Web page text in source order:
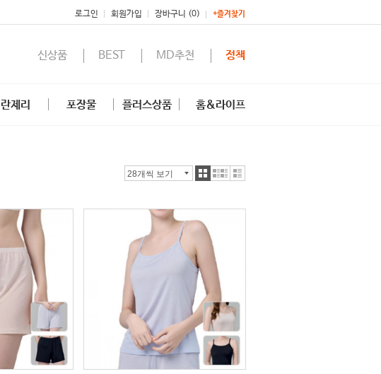
로그인 회원가입 장바구니 (0) +즐겨찾기
신상품 BEST MD추천 정책
란제리 포장물 플러스상품 홈&라이프